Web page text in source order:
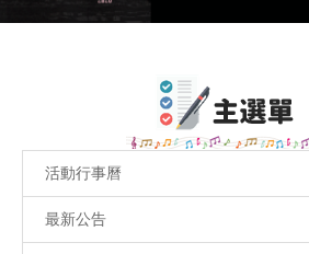
活動行事曆
最新公告